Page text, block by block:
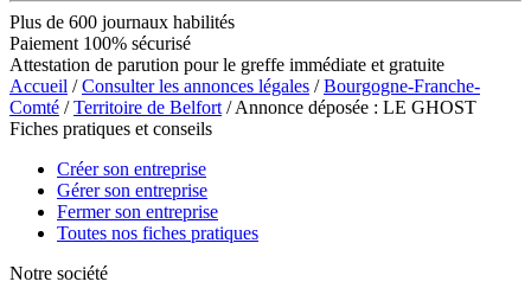
Plus de 600 journaux habilités
Paiement 100% sécurisé
Attestation de parution pour le greffe immédiate et gratuite
Accueil /Consulter les annonces légales /Bourgogne-Franche-
Comté /Territoire de Belfort / Annonce déposée : LE GHOST
Fiches pratiques et conseils
Créer son entreprise
Gérer son entreprise
Fermer son entreprise
Toutes nos fiches pratiques
Notre société